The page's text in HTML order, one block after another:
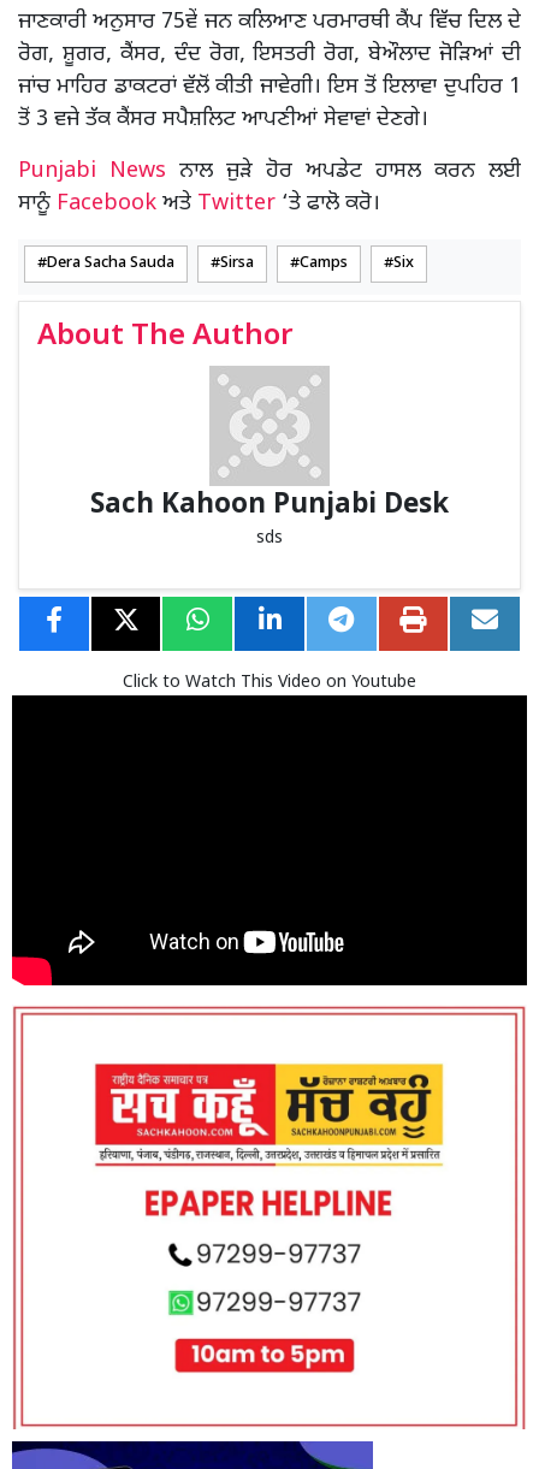
ਜਾਣਕਾਰੀ ਅਨੁਸਾਰ 75ਵੇਂ ਜਨ ਕਲਿਆਣ ਪਰਮਾਰਥੀ ਕੈਂਪ ਵਿੱਚ ਦਿਲ ਦੇ
ਰੋਗ, ਸ਼ੂਗਰ, ਕੈਂਸਰ, ਦੰਦ ਰੋਗ, ਇਸਤਰੀ ਰੋਗ, ਬੇਔਲਾਦ ਜੋੜਿਆਂ ਦੀ
ਜਾਂਚ ਮਾਹਿਰ ਡਾਕਟਰਾਂ ਵੱਲੋਂ ਕੀਤੀ ਜਾਵੇਗੀ। ਇਸ ਤੋਂ ਇਲਾਵਾ ਦੁਪਹਿਰ 1
ਤੋਂ 3 ਵਜੇ ਤੱਕ ਕੈਂਸਰ ਸਪੈਸ਼ਲਿਟ ਆਪਣੀਆਂ ਸੇਵਾਵਾਂ ਦੇਣਗੇ।
Punjabi News ਨਾਲ ਜੁੜੇ ਹੋਰ ਅਪਡੇਟ ਹਾਸਲ ਕਰਨ ਲਈ
ਸਾਨੂੰ Facebook ਅਤੇ Twitter ‘ਤੇ ਫਾਲੋ ਕਰੋ।
Dera Sacha Sauda Sirsa Camps Six
About The Author
Sach Kahoon Punjabi Desk
sds
Click to Watch This Video on Youtube